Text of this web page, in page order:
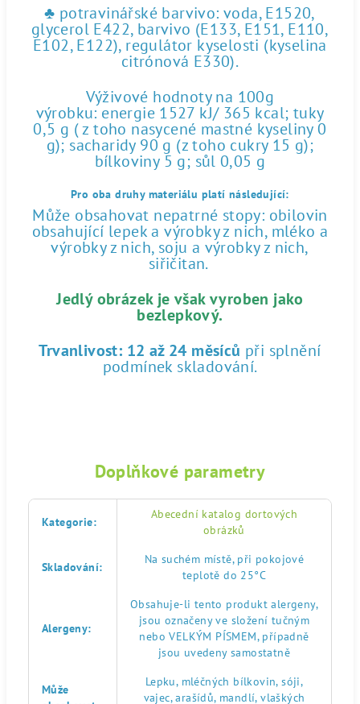
♣ potravinářské barvivo: voda, E1520,
glycerol E422, barvivo (E133, E151, E110,
E102, E122), regulátor kyselosti (kyselina
citrónová E330).
Výživové hodnoty na 100g
výrobku: energie 1527 kJ/ 365 kcal; tuky
0,5 g ( z toho nasycené mastné kyseliny 0
g); sacharidy 90 g (z toho cukry 15 g);
bílkoviny 5 g; sůl 0,05 g
Pro oba druhy materiálu platí následující:
Může obsahovat nepatrné stopy: obilovin
obsahující lepek a výrobky z nich, mléko a
výrobky z nich, soju a výrobky z nich,
siřičitan.
Jedlý obrázek je však vyroben jako
bezlepkový.
Trvanlivost: 12 až 24 měsíců při splnění
podmínek skladování.
Doplňkové parametry
Kategorie:
Abecední katalog dortových
obrázků
Skladování:
Na suchém místě, při pokojové
teplotě do 25°C
Alergeny:
Obsahuje-li tento produkt alergeny,
jsou označeny ve složení tučným
nebo VELKÝM PÍSMEM, případně
jsou uvedeny samostatně
Může
Lepku, mléčných bílkovin, sóji,
vajec, arašídů, mandlí, vlaškých